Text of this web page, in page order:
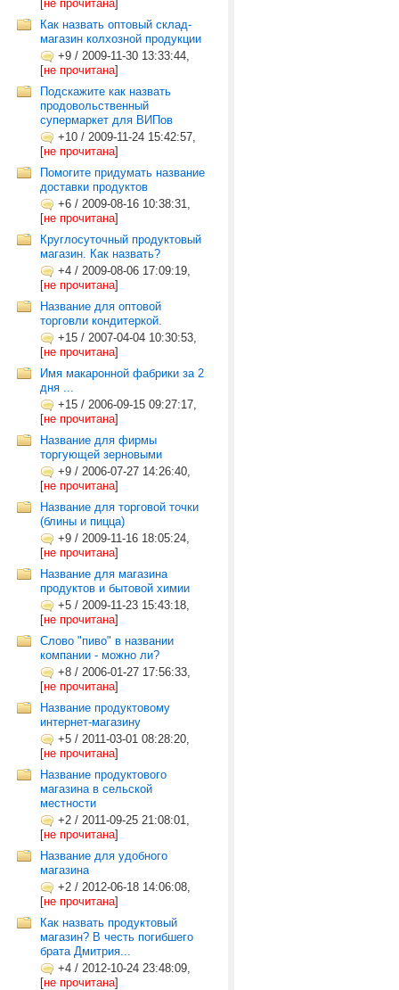
не прочитана]
Как назвать оптовый склад-
магазин колхозной продукции
+9 / 2009-11-30 13:33:44,
[не прочитана]
Подскажите как назвать
продовольственный
супермаркет для ВИПов
+10 / 2009-11-24 15:42:57,
[не прочитана]
Помогите придумать название
доставки продуктов
+6 / 2009-08-16 10:38:31,
[не прочитана]
Круглосуточный продуктовый
магазин. Как назвать?
+4 / 2009-08-06 17:09:19,
[не прочитана]
Название для оптовой
торговли кондитеркой.
+15 / 2007-04-04 10:30:53,
[не прочитана]
Имя макаронной фабрики за 2
дня ...
+15 / 2006-09-15 09:27:17,
[не прочитана]
Название для фирмы
торгующей зерновыми
+9 / 2006-07-27 14:26:40,
[не прочитана]
Название для торговой точки
(блины и пицца)
+9 / 2009-11-16 18:05:24,
[не прочитана]
Название для магазина
продуктов и бытовой химии
+5 / 2009-11-23 15:43:18,
[не прочитана]
Слово "пиво" в названии
компании - можно ли?
+8 / 2006-01-27 17:56:33,
[не прочитана]
Название продуктовому
интернет-магазину
+5 / 2011-03-01 08:28:20,
[не прочитана]
Название продуктового
магазина в сельской
местности
+2 / 2011-09-25 21:08:01,
[не прочитана]
Название для удобного
магазина
+2 / 2012-06-18 14:06:08,
[не прочитана]
Как назвать продуктовый
магазин? В честь погибшего
брата Дмитрия...
+4 / 2012-10-24 23:48:09,
[не прочитана]